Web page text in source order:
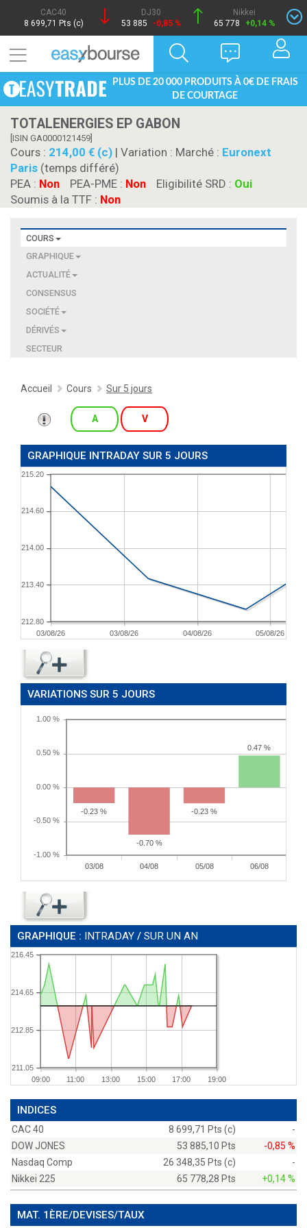
CAC40
8 699,71 Pts (c)
DJ30
53 885
-0,85 %
Nikkei
65 778
+0,14 %
PLUS DE 20 000 PRODUITS À 0€ DE FRAIS
DE COURTAGE
TOTALENERGIES EP GABON
[ISIN GA0000121459]
Cours : 214,00 € (c) | Variation : Marché : Euronext
Paris (temps différé)
PEA : Non PEA-PME : Non Eligibilité SRD : Oui
Soumis à la TTF : Non
COURS
GRAPHIQUE
ACTUALITÉ
CONSENSUS
SOCIÉTÉ
DÉRIVÉS
SECTEUR
Accueil Cours Sur 5 jours
A V
GRAPHIQUE INTRADAY SUR 5 JOURS
03/08/26 03/08/26 04/08/26 05/08/26
212.80
213.40
214.00
214.60
215.20
VARIATIONS SUR 5 JOURS
GRAPHIQUE : INTRADAY / SUR UN AN
09:00 11:00 13:00 15:00 17:00 19:00
211.05
212.85
214.65
216.45
INDICES
CAC 40 8 699,71 Pts (c)
-
DOW JONES
53 885,10 Pts
-0,85 %
Nasdaq Comp
26 348,35 Pts (c)
-
Nikkei 225
65 778,28 Pts +0,14 %
MAT. 1ÈRE/DEVISES/TAUX